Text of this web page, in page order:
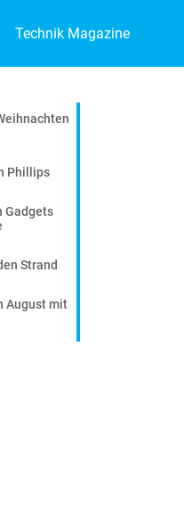
Technik Magazine
Phillips
Gadgets
Strand
August mit